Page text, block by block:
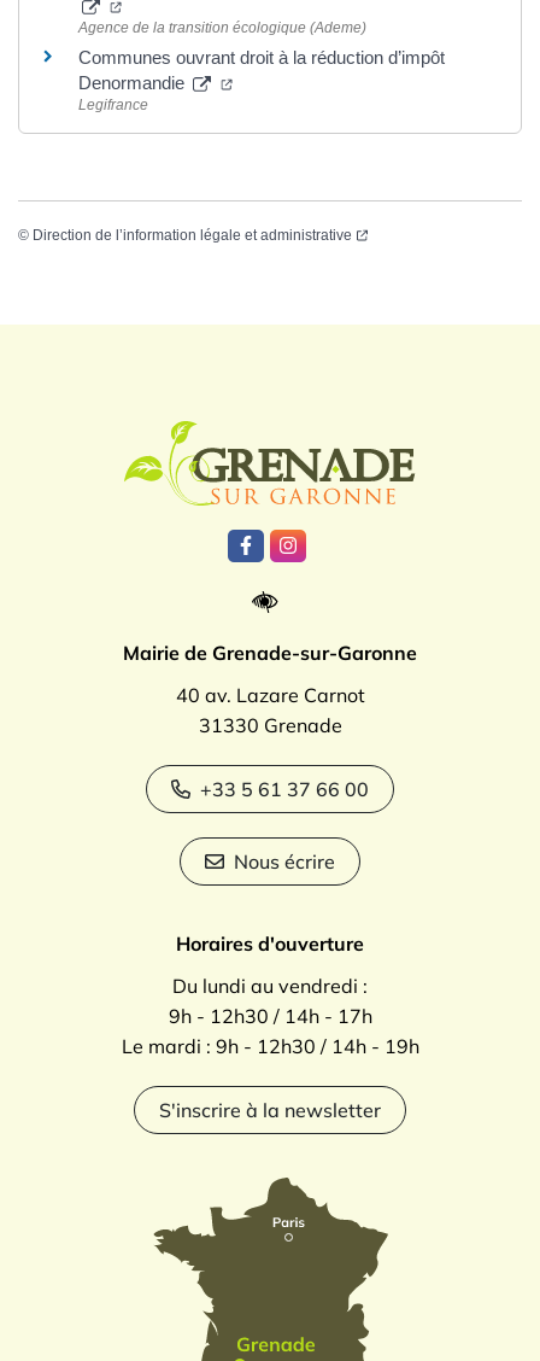
Agence de la transition écologique (Ademe)
Communes ouvrant droit à la réduction d’impôt
Denormandie
Legifrance
© Direction de l’information légale et administrative
Lien vers le compte Facebook
Lien vers le compte
Mairie de Grenade-sur-Garonne
40 av. Lazare Carnot
31330 Grenade
+33 5 61 37 66 00
Nous écrire
Horaires d'ouverture
Du lundi au vendredi :
9h - 12h30 / 14h - 17h
Le mardi : 9h - 12h30 / 14h - 19h
S'inscrire à la newsletter